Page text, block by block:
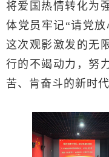
将爱国热情转化为
体党员牢记“请党
这次观影激发的无
行的不竭动力，努
苦、肯奋斗的新时代